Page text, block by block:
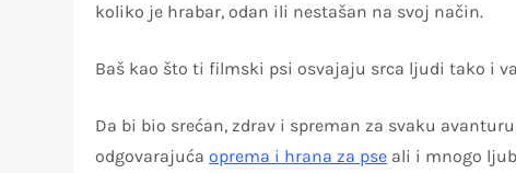
koliko je hrabar, odan ili nestašan na svoj način.
Baš kao što ti filmski psi osvajaju srca ljudi tako i
Da bi bio srećan, zdrav i spreman za svaku
odgovarajućaoprema i hrana za pse ali i mnogo